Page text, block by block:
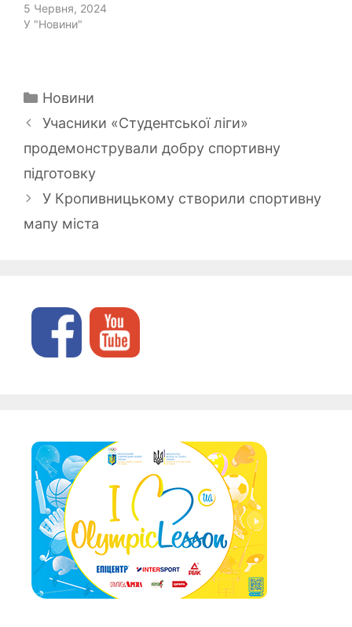
5 Червня, 2024
У "Новини"
Категорії
Новини
Учасники «Студентської ліги»
продемонстрували добру спортивну
підготовку
У Кропивницькому створили спортивну
мапу міста